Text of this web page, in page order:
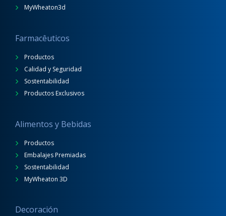
MyWheaton3d
Farmacêuticos
Productos
Calidad y Seguridad
Sostentabilidad
Productos Exclusivos
Alimentos y Bebidas
Productos
Embalajes Premiadas
Sostentabilidad
MyWheaton 3D
Decoración